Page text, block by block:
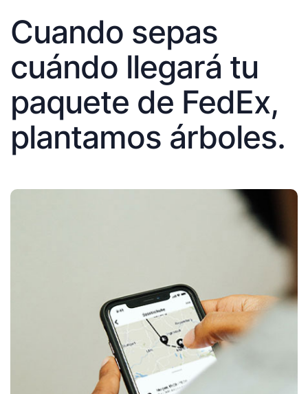
Cuando sepas
cuándo llegará tu
paquete de FedEx,
plantamos árboles.